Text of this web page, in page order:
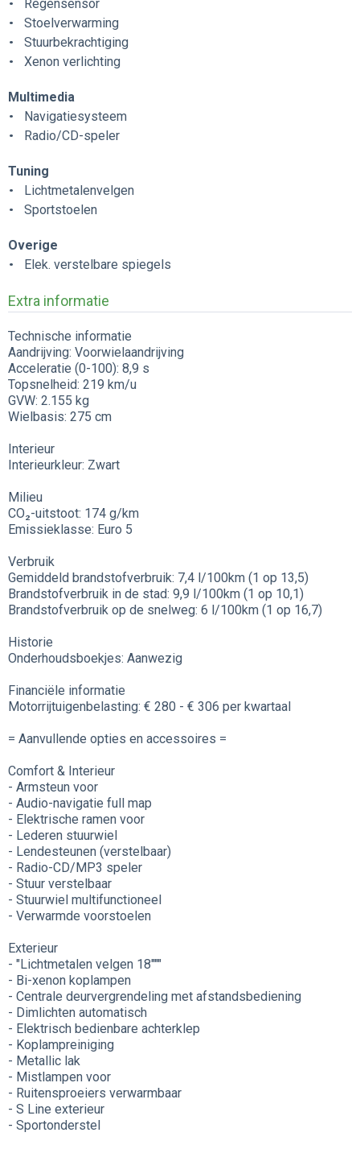
Regensensor
Stoelverwarming
Stuurbekrachtiging
Xenon verlichting
Multimedia
Navigatiesysteem
Radio/CD-speler
Tuning
Lichtmetalenvelgen
Sportstoelen
Overige
Elek. verstelbare spiegels
Extra informatie
Technische informatie
Aandrijving: Voorwielaandrijving
Acceleratie (0-100): 8,9 s
Topsnelheid: 219 km/u
GVW: 2.155 kg
Wielbasis: 275 cm
Interieur
Interieurkleur: Zwart
Milieu
CO₂-uitstoot: 174 g/km
Emissieklasse: Euro 5
Verbruik
Gemiddeld brandstofverbruik: 7,4 l/100km (1 op 13,5)
Brandstofverbruik in de stad: 9,9 l/100km (1 op 10,1)
Brandstofverbruik op de snelweg: 6 l/100km (1 op 16,7)
Historie
Onderhoudsboekjes: Aanwezig
Financiële informatie
Motorrijtuigenbelasting: € 280 - € 306 per kwartaal
= Aanvullende opties en accessoires =
Comfort & Interieur
- Armsteun voor
- Audio-navigatie full map
- Elektrische ramen voor
- Lederen stuurwiel
- Lendesteunen (verstelbaar)
- Radio-CD/MP3 speler
- Stuur verstelbaar
- Stuurwiel multifunctioneel
- Verwarmde voorstoelen
Exterieur
- "Lichtmetalen velgen 18"""
- Bi-xenon koplampen
- Centrale deurvergrendeling met afstandsbediening
- Dimlichten automatisch
- Elektrisch bedienbare achterklep
- Koplampreiniging
- Metallic lak
- Mistlampen voor
- Ruitensproeiers verwarmbaar
- S Line exterieur
- Sportonderstel